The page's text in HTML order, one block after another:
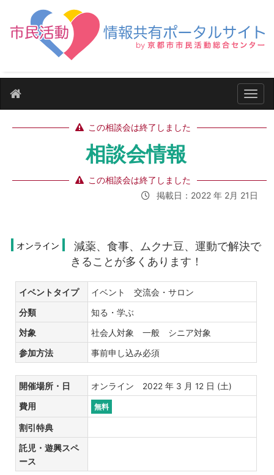
ナビ
この相談会は終了しました
相談会情報
この相談会は終了しました
掲載日：2022 年 2月 21日
オンライン
減薬、食事、ムクナ豆、運動で解決で
きることが多くあります！
イベントタイプ イベント 交流会・サロン
分類 知る・学ぶ
対象 社会人対象 一般 シニア対象
参加方法 事前申し込み必須
開催場所・日 オンライン 2022 年 3 月 12 日 (土)
費用 無料
割引特典
託児・遊興スペ
ース